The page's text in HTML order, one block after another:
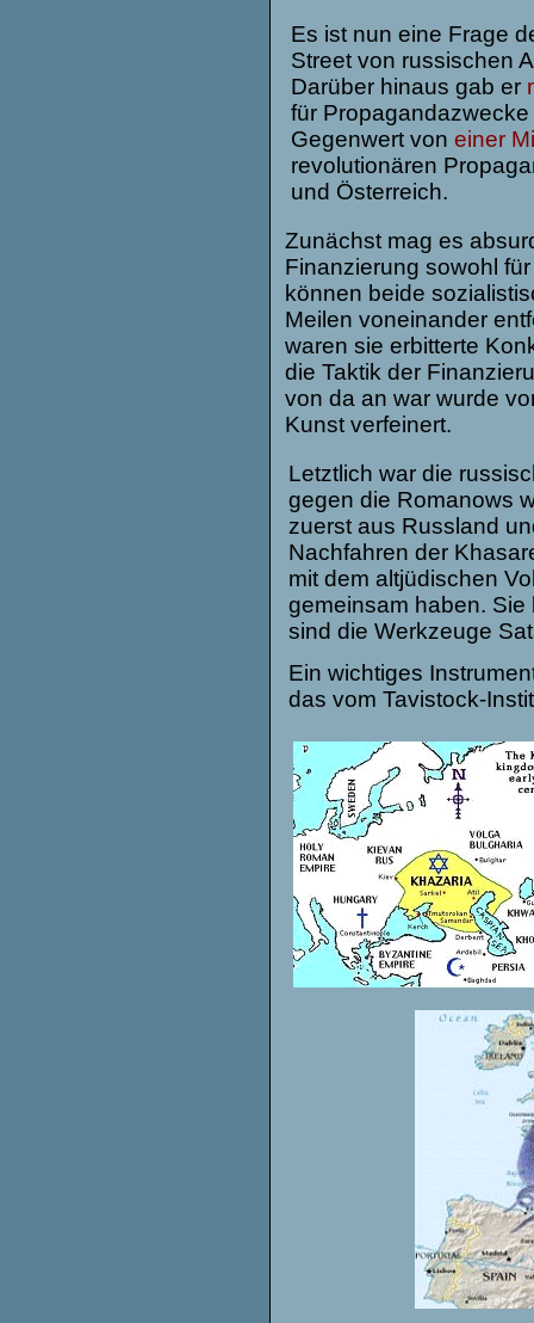
Es ist nun eine Frage
Street von russischen
Darüber hinaus gab er
für
Gegenwert voneiner
revolutionären
und Österreich.
Zunächst mag es
Finanzierung sowohl
können beide
Meilen voneinander
waren sie erbitterte
die Taktik der
von da an war wurde
Kunst verfeinert.
Letztlich war die
gegen die Romanows
zuerst aus Russland
Nachfahren der
mit dem altjüdischen
gemeinsam haben.
sind die Werkzeuge
Ein wichtiges
das vom Tavistock-